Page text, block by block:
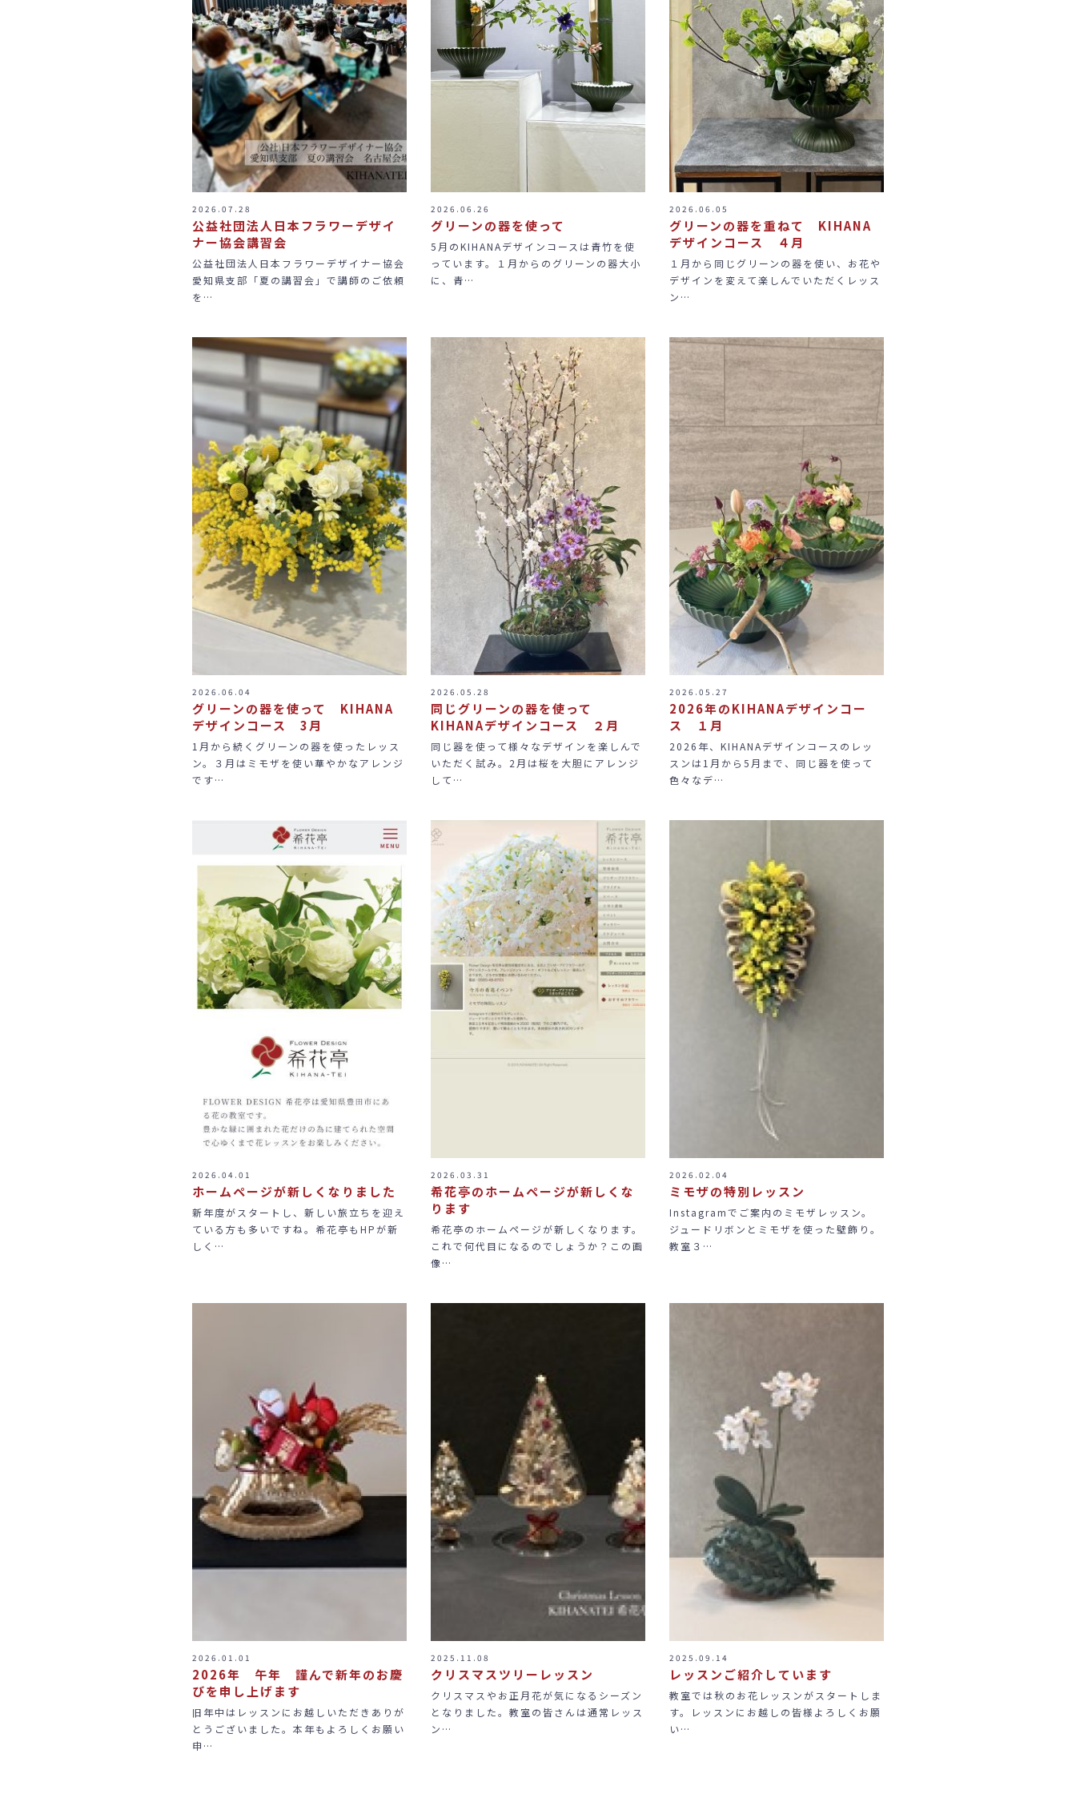
2026.07.28
公益社団法人日本フラワーデザイ
ナー協会講習会
公益社団法人日本フラワーデザイナー協会
愛知県支部「夏の講習会」で講師のご依頼
を…
2026.06.26
グリーンの器を使って
5月のKIHANAデザインコースは青竹を使
っています。１月からのグリーンの器大小
に、青…
2026.06.05
グリーンの器を重ねて KIHANA
デザインコース ４月
１月から同じグリーンの器を使い、お花や
デザインを変えて楽しんでいただくレッス
ン…
2026.06.04
グリーンの器を使って KIHANA
デザインコース 3月
1月から続くグリーンの器を使ったレッス
ン。３月はミモザを使い華やかなアレンジ
です…
2026.05.28
同じグリーンの器を使って
KIHANAデザインコース ２月
同じ器を使って様々なデザインを楽しんで
いただく試み。2月は桜を大胆にアレンジ
して…
2026.05.27
2026年のKIHANAデザインコー
ス １月
2026年、KIHANAデザインコースのレッ
スンは1月から5月まで、同じ器を使って
色々なデ…
2026.04.01
ホームページが新しくなりました
新年度がスタートし、新しい旅立ちを迎え
ている方も多いですね。希花亭もHPが新
しく…
2026.03.31
希花亭のホームページが新しくな
ります
希花亭のホームページが新しくなります。
これで何代目になるのでしょうか？この画
像…
2026.02.04
ミモザの特別レッスン
Instagramでご案内のミモザレッスン。
ジュードリボンとミモザを使った壁飾り。
教室３…
2026.01.01
2026年 午年 謹んで新年のお慶
びを申し上げます
旧年中はレッスンにお越しいただきありが
とうございました。本年もよろしくお願い
申…
2025.11.08
クリスマスツリーレッスン
クリスマスやお正月花が気になるシーズン
となりました。教室の皆さんは通常レッス
ン…
2025.09.14
レッスンご紹介しています
教室では秋のお花レッスンがスタートしま
す。レッスンにお越しの皆様よろしくお願
い…